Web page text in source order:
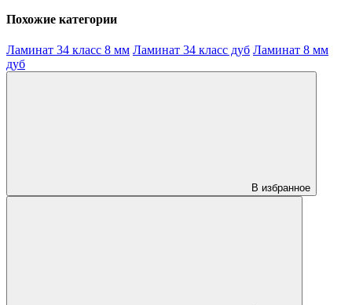
Похожие категории
Ламинат 34 класс 8 мм Ламинат 34 класс дуб Ламинат 8 мм
дуб
В избранное